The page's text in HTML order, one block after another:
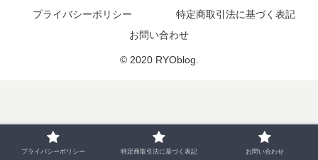
プライバシーポリシー
特定商取引法に基づく表記
お問い合わせ
© 2020 RYOblog.
プライバシーポリシー 特定商取引法に基づく表記 お問い合わせ